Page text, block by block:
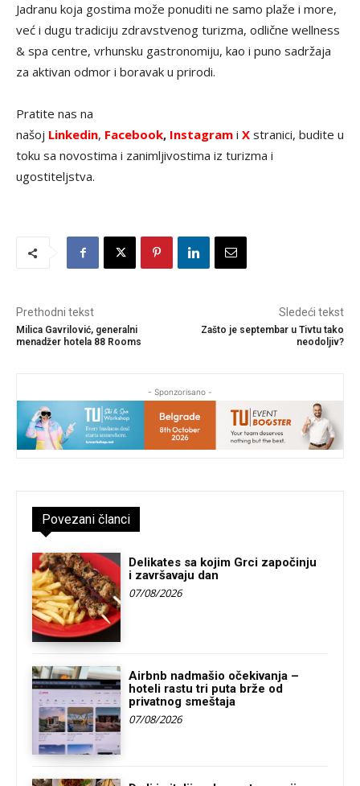
Jadranu koja gostima može ponuditi ne samo plaže i more,
već i dugu tradiciju zdravstvenog turizma, odlične wellness
& spa centre, vrhunsku gastronomiju, kao i puno sadržaja
za aktivan odmor i boravak u prirodi.
Pratite nas na
našoj Linkedin, Facebook, Instagram i X stranici, budite u
toku sa novostima i zanimljivostima iz turizma i
ugostiteljstva.
Prethodni tekst
Milica Gavrilović, generalni
menadžer hotela 88 Rooms
Sledeći tekst
Zašto je septembar u Tivtu tako
neodoljiv?
- Sponzorisano -
Povezani članci
Delikates sa kojim Grci započinju
i završavaju dan
07/08/2026
Airbnb nadmašio očekivanja –
hoteli rastu tri puta brže od
privatnog smeštaja
07/08/2026